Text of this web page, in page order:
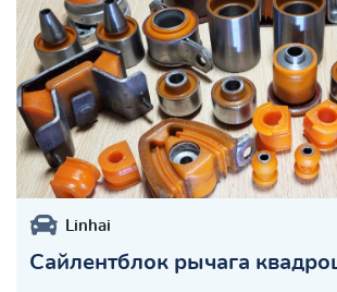
Linhai
Сайлентблок рычага